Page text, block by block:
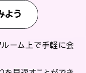
よう
ルーム上で手軽に会